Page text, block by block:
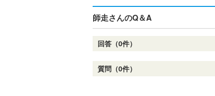
師走さんのQ＆A
回答（0件）
質問（0件）